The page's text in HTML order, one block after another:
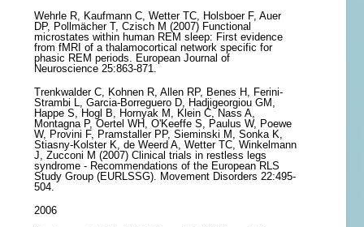
Wehrle R, Kaufmann C, Wetter TC, Holsboer F, Auer
DP, Pollmächer T, Czisch M (2007) Functional
microstates within human REM sleep: First evidence
from fMRI of a thalamocortical network specific for
phasic REM periods. European Journal of
Neuroscience 25:863-871.
Trenkwalder C, Kohnen R, Allen RP, Benes H, Ferini-
Strambi L, Garcia-Borreguero D, Hadjigeorgiou GM,
Happe S, Hogl B, Hornyak M, Klein C, Nass A,
Montagna P, Oertel WH, O'Keeffe S, Paulus W, Poewe
W, Provini F, Pramstaller PP, Sieminski M, Sonka K,
Stiasny-Kolster K, de Weerd A, Wetter TC, Winkelmann
J, Zucconi M (2007) Clinical trials in restless legs
syndrome - Recommendations of the European RLS
Study Group (EURLSSG). Movement Disorders 22:495-
504.
2006